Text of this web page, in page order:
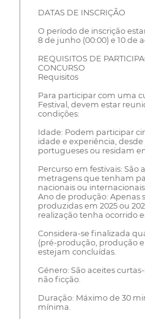
DATAS DE INSCRIÇÃO
O período de inscrição
8 de junho (00:00) e 10 de
REQUISITOS DE
CONCURSO
Requisitos
Para participar com uma
Festival, devem estar
condições:
Idade: Podem participar
idade e experiência,
portugueses ou residam
Percurso em festivais: São
metragens que tenham
nacionais ou
Ano de produção: Apenas
produzidas em 2025 ou
realização tenha ocorrido
Considera-se finalizada
(pré-produção, produção
estejam concluídas.
Género: São aceites
não ficção.
Duração: Máximo de 30
mínima.